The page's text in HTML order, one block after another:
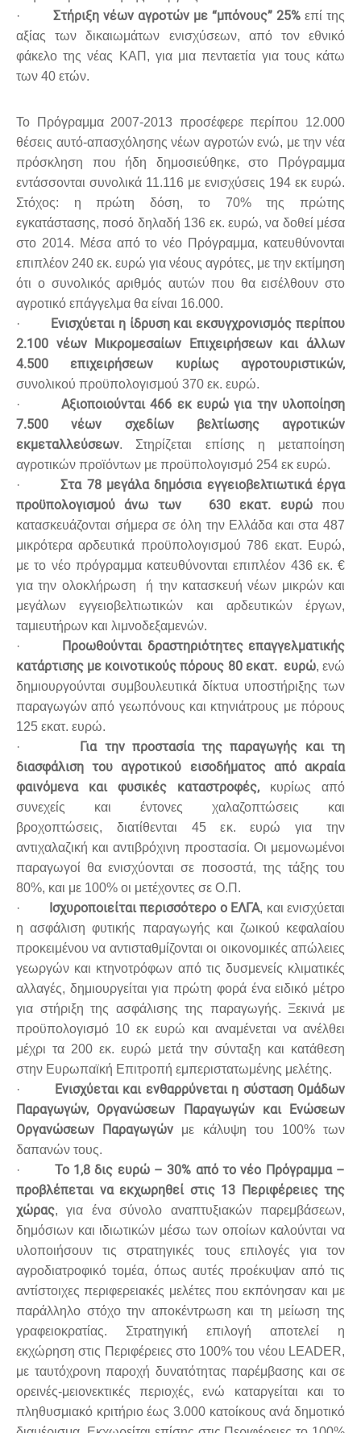
· Στήριξη νέων αγροτών με “μπόνους” 25%επί της
αξίας των δικαιωμάτων ενισχύσεων, από τον εθνικό
φάκελο της νέας ΚΑΠ, για μια πενταετία για τους κάτω
των 40 ετών.
Το Πρόγραμμα 2007-2013 προσέφερε περίπου 12.000
θέσεις αυτό-απασχόλησης νέων αγροτών ενώ, με την νέα
πρόσκληση που ήδη δημοσιεύθηκε, στο Πρόγραμμα
εντάσσονται συνολικά 11.116 με ενισχύσεις 194 εκ ευρώ.
Στόχος: η πρώτη δόση, το 70% της πρώτης
εγκατάστασης, ποσό δηλαδή 136 εκ. ευρώ, να δοθεί μέσα
στο 2014. Μέσα από το νέο Πρόγραμμα, κατευθύνονται
επιπλέον 240 εκ. ευρώ για νέους αγρότες, με την εκτίμηση
ότι ο συνολικός αριθμός αυτών που θα εισέλθουν στο
αγροτικό επάγγελμα θα είναι 16.000.
·
Ενισχύεται η ίδρυση και εκσυγχρονισμός περίπου
2.100 νέων Μικρομεσαίων Επιχειρήσεων και άλλων
4.500 επιχειρήσεων κυρίως αγροτουριστικών,
συνολικού προϋπολογισμού 370 εκ. ευρώ.
· Αξιοποιούνται 466 εκ ευρώ για την υλοποίηση
7.500 νέων σχεδίων βελτίωσης αγροτικών
εκμεταλλεύσεων. Στηρίζεται επίσης η μεταποίηση
αγροτικών προϊόντων με προϋπολογισμό 254 εκ ευρώ.
·Στα 78 μεγάλα δημόσια εγγειοβελτιωτικά έργα
προϋπολογισμού άνω των 630 εκατ. ευρώπου
κατασκευάζονται σήμερα σε όλη την Ελλάδα και στα 487
μικρότερα αρδευτικά προϋπολογισμού 786 εκατ. Ευρώ,
με το νέο πρόγραμμα κατευθύνονται επιπλέον 436 εκ. €
για την ολοκλήρωση ή την κατασκευή νέων μικρών και
μεγάλων εγγειοβελτιωτικών και αρδευτικών έργων,
ταμιευτήρων και λιμνοδεξαμενών.
·
Προωθούνται δραστηριότητες επαγγελματικής
κατάρτισης με κοινοτικούς πόρους 80 εκατ. ευρώ, ενώ
δημιουργούνται συμβουλευτικά δίκτυα υποστήριξης των
παραγωγών από γεωπόνους και κτηνιάτρους με πόρους
125 εκατ. ευρώ.
·
Για την προστασία της παραγωγής και τη
διασφάλιση του αγροτικού εισοδήματος από ακραία
φαινόμενα και φυσικές καταστροφές, κυρίως από
συνεχείς και έντονες χαλαζοπτώσεις και
βροχοπτώσεις, διατίθενται 45 εκ. ευρώ για την
αντιχαλαζική και αντιβρόχινη προστασία. Οι μεμονωμένοι
παραγωγοί θα ενισχύονται σε ποσοστά, της τάξης του
80%, και με 100% οι μετέχοντες σε Ο.Π.
·
Ισχυροποιείται περισσότερο ο ΕΛΓΑ, και ενισχύεται
η ασφάλιση φυτικής παραγωγής και ζωικού κεφαλαίου
προκειμένου να αντισταθμίζονται οι οικονομικές απώλειες
γεωργών και κτηνοτρόφων από τις δυσμενείς κλιματικές
αλλαγές, δημιουργείται για πρώτη φορά ένα ειδικό μέτρο
για στήριξη της ασφάλισης της παραγωγής. Ξεκινά με
προϋπολογισμό 10 εκ ευρώ και αναμένεται να ανέλθει
μέχρι τα 200 εκ. ευρώ μετά την σύνταξη και κατάθεση
στην Ευρωπαϊκή Επιτροπή εμπεριστατωμένης μελέτης.
·
Ενισχύεται και ενθαρρύνεται η σύσταση Ομάδων
Παραγωγών, Οργανώσεων Παραγωγών και Ενώσεων
Οργανώσεων Παραγωγών με κάλυψη του 100% των
δαπανών τους.
· Το 1,8 δις ευρώ – 30% από το νέο Πρόγραμμα –
προβλέπεται να εκχωρηθεί στις 13 Περιφέρειες της
χώρας, για ένα σύνολο αναπτυξιακών παρεμβάσεων,
δημόσιων και ιδιωτικών μέσω των οποίων καλούνται να
υλοποιήσουν τις στρατηγικές τους επιλογές για τον
αγροδιατροφικό τομέα, όπως αυτές προέκυψαν από τις
αντίστοιχες περιφερειακές μελέτες που εκπόνησαν και με
παράλληλο στόχο την αποκέντρωση και τη μείωση της
γραφειοκρατίας. Στρατηγική επιλογή αποτελεί η
εκχώρηση στις Περιφέρειες στο 100% του νέου LEADER,
με ταυτόχρονη παροχή δυνατότητας παρέμβασης και σε
ορεινές-μειονεκτικές περιοχές, ενώ καταργείται και το
πληθυσμιακό κριτήριο έως 3.000 κατοίκους ανά δημοτικό